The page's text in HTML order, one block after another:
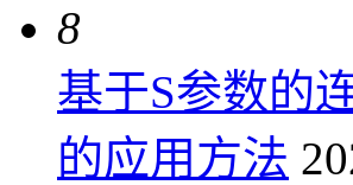
8
基于S参数的
的应用方法